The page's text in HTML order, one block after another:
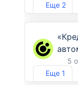
Еще 2
Еще 1
5